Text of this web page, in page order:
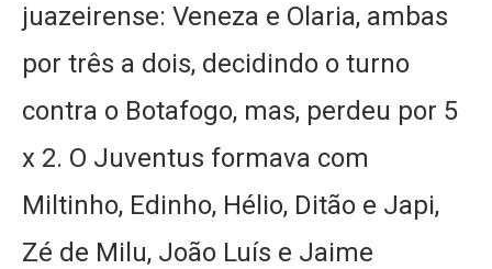
juazeirense: Veneza e Olaria, ambas
por três a dois, decidindo o turno
contra o Botafogo, mas, perdeu por 5
x 2. O Juventus formava com
Miltinho, Edinho, Hélio, Ditão e Japi,
Zé de Milu, João Luís e Jaime